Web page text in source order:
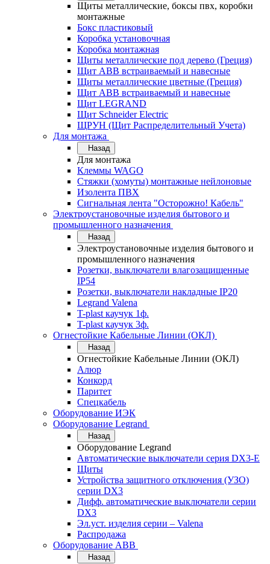
Щиты металлические, боксы пвх, коробки
монтажные
Бокс пластиковый
Коробка установочная
Коробка монтажная
Щиты металлические под дерево (Греция)
Щит ABB встраиваемый и навесные
Щиты металлические цветные (Греция)
Щит ABB встраиваемый и навесные
Щит LEGRAND
Щит Schneider Electric
ЩРУН (Щит Распределительный Учета)
Для монтажа
Назад
Для монтажа
Клеммы WAGO
Стяжки (хомуты) монтажные нейлоновые
Изолента ПВХ
Сигнальная лента "Осторожно! Кабель"
Электроустановочные изделия бытового и
промышленного назначения
Назад
Электроустановочные изделия бытового и
промышленного назначения
Розетки, выключатели влагозащищенные
IP54
Розетки, выключатели накладные IP20
Legrand Valena
T-plast каучук 1ф.
T-plast каучук 3ф.
Огнестойкие Кабельные Линии (ОКЛ)
Назад
Огнестойкие Кабельные Линии (ОКЛ)
Алюр
Конкорд
Паритет
Спецкабель
Оборудование ИЭК
Оборудование Legrand
Назад
Оборудование Legrand
Автоматические выключатели серия DX3-E
Щиты
Устройства защитного отключения (УЗО)
серии DX3
Дифф. автоматические выключатели серии
DX3
Эл.уст. изделия серии – Valena
Распродажа
Оборудование АВВ
Назад